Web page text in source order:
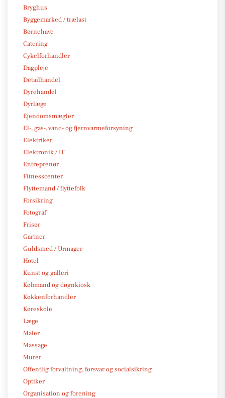
Bryghus
Byggemarked / trælast
Børnehave
Catering
Cykelforhandler
Dagpleje
Detailhandel
Dyrehandel
Dyrlæge
Ejendomsmægler
El-, gas-, vand- og fjernvarmeforsyning
Elektriker
Elektronik / IT
Entreprenør
Fitnesscenter
Flyttemand / flyttefolk
Forsikring
Fotograf
Frisør
Gartner
Guldsmed / Urmager
Hotel
Kunst og galleri
Købmand og døgnkiosk
Køkkenforhandler
Køreskole
Læge
Maler
Massage
Murer
Offentlig forvaltning, forsvar og socialsikring
Optiker
Organisation og forening